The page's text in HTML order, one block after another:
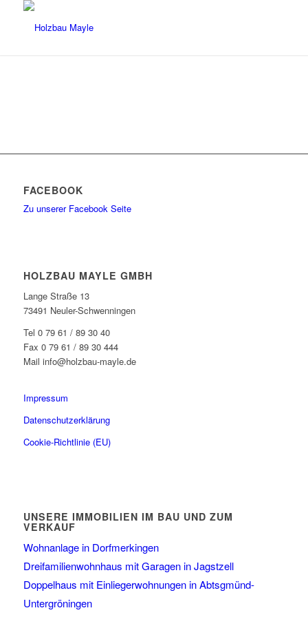
FACEBOOK
Zu unserer Facebook Seite
HOLZBAU MAYLE GMBH
Lange Straße 13
73491 Neuler-Schwenningen
Tel 0 79 61 / 89 30 40
Fax 0 79 61 / 89 30 444
Mail info@holzbau-mayle.de
Impressum
Datenschutzerklärung
Cookie-Richtlinie (EU)
UNSERE IMMOBILIEN IM BAU UND ZUM
VERKAUF
Wohnanlage in Dorfmerkingen
Dreifamilienwohnhaus mit Garagen in Jagstzell
Doppelhaus mit Einliegerwohnungen in Abtsgmünd-
Untergröningen